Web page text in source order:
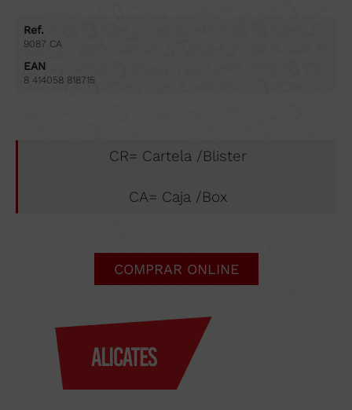
Ref.
9087 CA
EAN
8 414058 818715
CR= Cartela /Blister
CA= Caja /Box
COMPRAR ONLINE